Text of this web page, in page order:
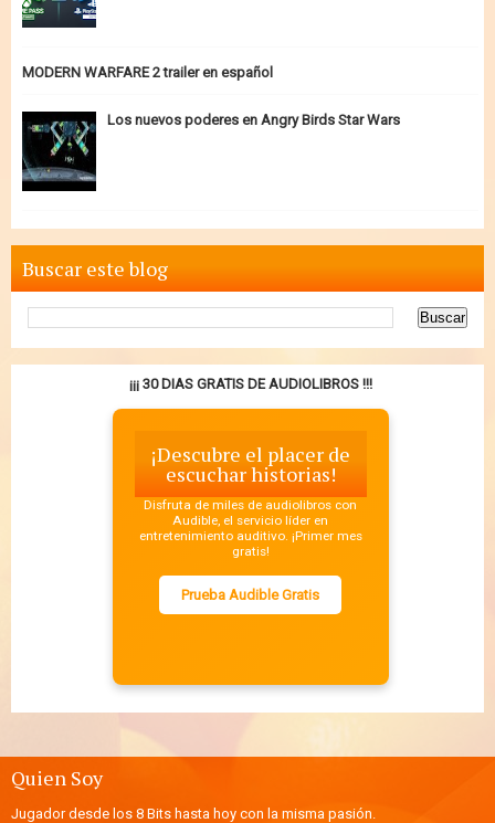
MODERN WARFARE 2 trailer en español
Los nuevos poderes en Angry Birds Star Wars
Buscar este blog
¡¡¡ 30 DIAS GRATIS DE AUDIOLIBROS !!!
¡Descubre el placer de
escuchar historias!
Disfruta de miles de audiolibros con
Audible, el servicio líder en
entretenimiento auditivo. ¡Primer mes
gratis!
Prueba Audible Gratis
Quien Soy
Jugador desde los 8 Bits hasta hoy con la misma pasión.